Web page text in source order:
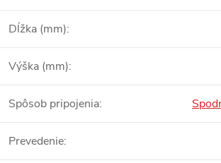
Dĺžka (mm):
Výška (mm):
Spôsob pripojenia:
Prevedenie: